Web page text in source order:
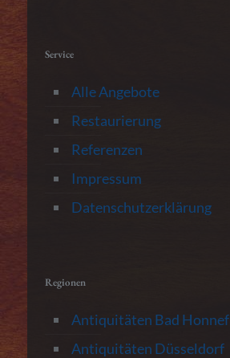
Service
Alle Angebote
Restaurierung
Referenzen
Impressum
Datenschutzerklärung
Regionen
Antiquitäten Bad Honnef
Antiquitäten Düsseldorf